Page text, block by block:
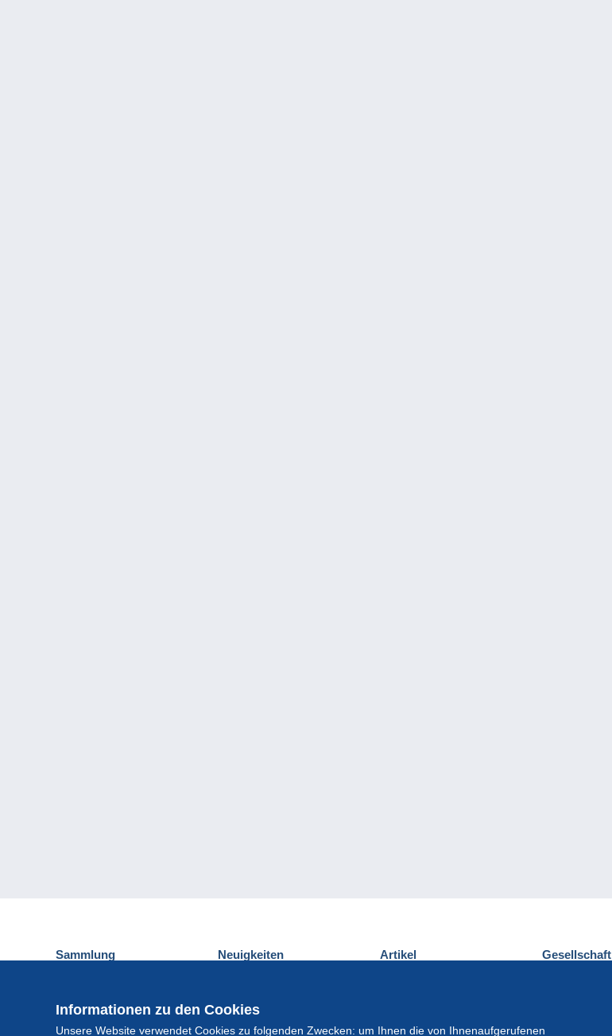
Informationen zu den Cookies
Unsere Website verwendet Cookies zu folgenden Zwecken: um Ihnen die von Ihnenaufgerufenen
Sammlung
Münzen und Banknoten
Neuigkeiten Artikel Gesellschaft